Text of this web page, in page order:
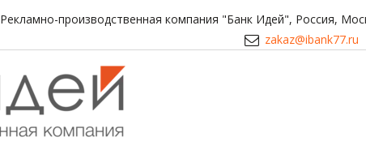
Рекламно-производственная компания "Банк Идей", Россия,
zakaz@ibank77.ru